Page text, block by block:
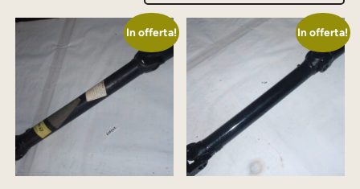
In offerta! In offerta!